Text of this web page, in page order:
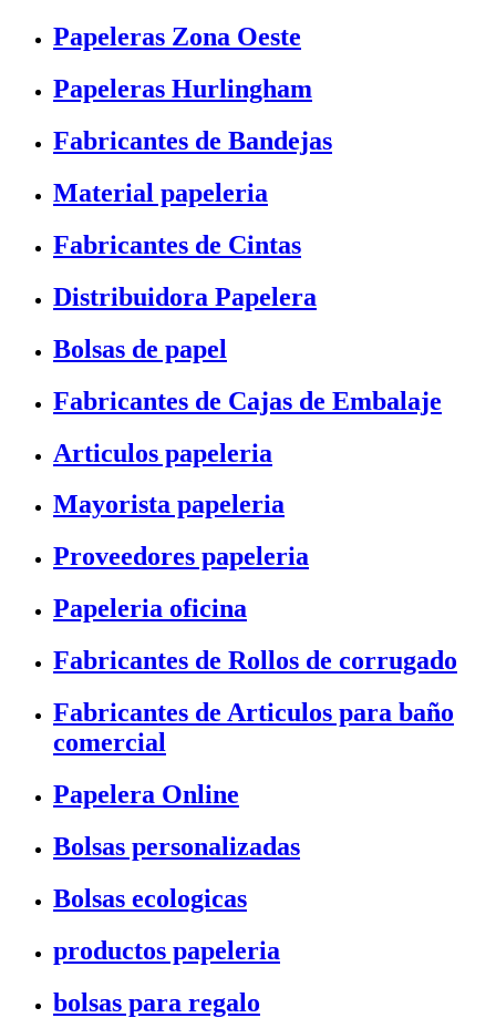
Papeleras Zona Oeste
Papeleras Hurlingham
Fabricantes de Bandejas
Material papeleria
Fabricantes de Cintas
Distribuidora Papelera
Bolsas de papel
Fabricantes de Cajas de Embalaje
Articulos papeleria
Mayorista papeleria
Proveedores papeleria
Papeleria oficina
Fabricantes de Rollos de corrugado
Fabricantes de Articulos para baño
comercial
Papelera Online
Bolsas personalizadas
Bolsas ecologicas
productos papeleria
bolsas para regalo